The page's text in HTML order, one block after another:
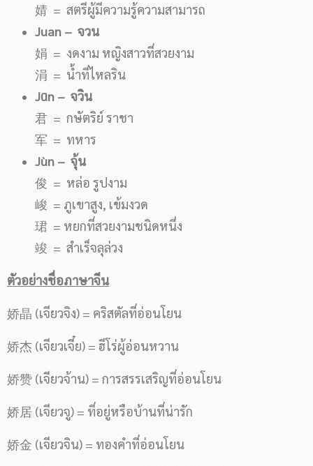
婧 = สตรีผู้มีความรู้ความสามารถ
Juan – จวน
娟 = งดงาม หญิงสาวที่สวยงาม
涓 = น้ำที่ไหลริน
Jūn – จวิน
君 = กษัตริย์ ราชา
军 = ทหาร
Jùn – จุ้น
俊 = หล่อ รูปงาม
峻 = ภูเขาสูง, เข้มงวด
珺 = หยกที่สวยงามชนิดหนึ่ง
竣 = สำเร็จลุล่วง
ตัวอย่างชื่อภาษาจีน
娇晶 (เจียวจิง) = คริสตัลที่อ่อนโยน
娇杰 (เจียวเจี๋ย) = ฮีโร่ผู้อ่อนหวาน
娇赞 (เจียวจ้าน) = การสรรเสริญที่อ่อนโยน
娇居 (เจียวจู) = ที่อยู่หรือบ้านที่น่ารัก
娇金 (เจียวจิน) = ทองคำที่อ่อนโยน